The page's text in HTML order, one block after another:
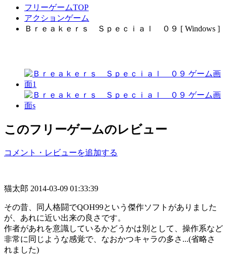
フリーゲームTOP
アクションゲーム
Ｂｒｅａｋｅｒｓ Ｓｐｅｃｉａｌ ０９ [ Windows ]
このフリーゲームのレビュー
コメント・レビューを追加する
猫太郎 2014-03-09 01:33:39
その昔、同人格闘でQOH99という傑作ソフトがありました
が、あれに近い出来の良さです。
作者があれを意識しているかどうかは別として、操作系など
非常に同じような感覚で、なおかつキャラの多さ...(省略さ
れました)